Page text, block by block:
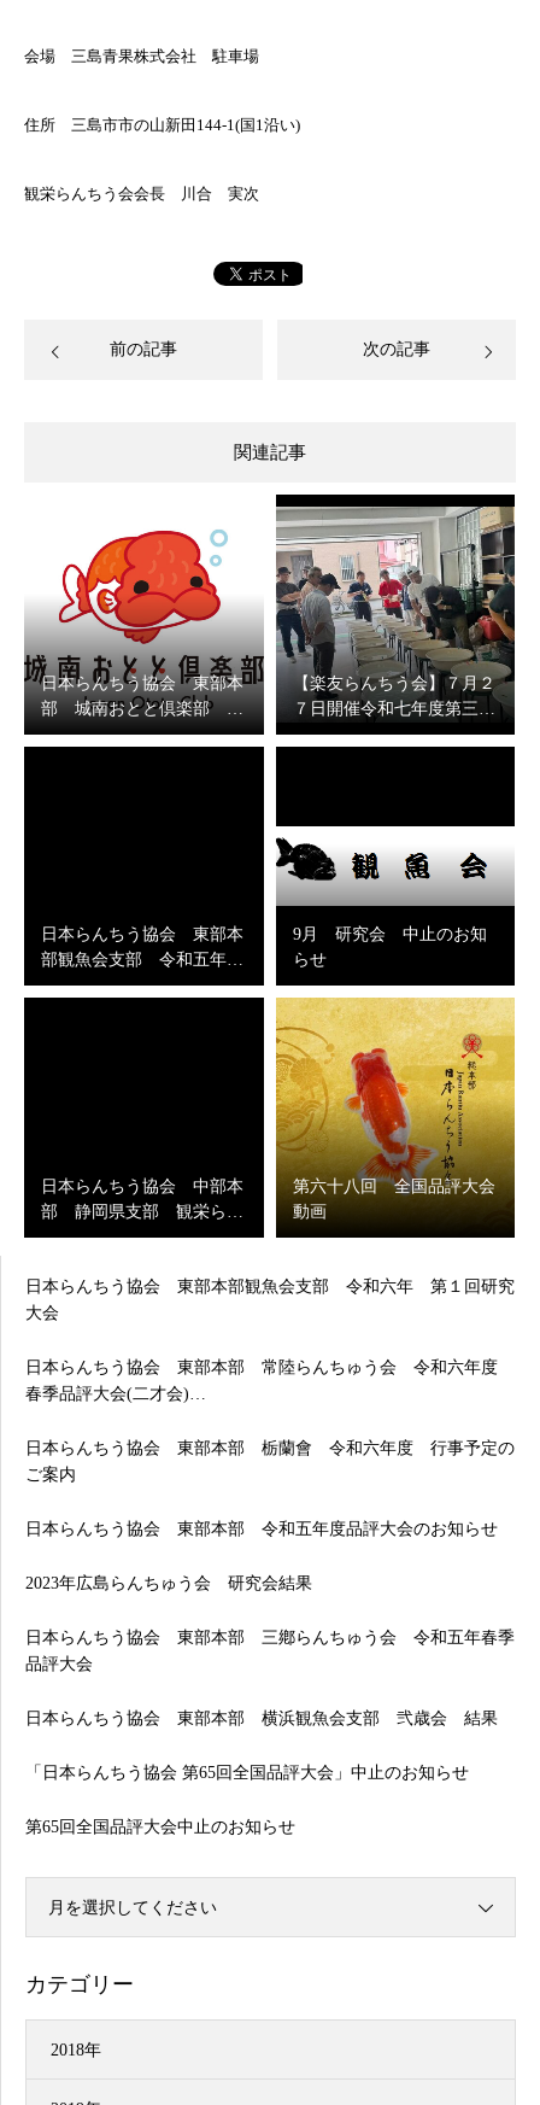
会場 三島青果株式会社 駐車場
住所 三島市市の山新田144-1(国1沿い)
観栄らんちう会会長 川合 実次
前の記事 次の記事
関連記事
日本らんちう協会 東部本
部 城南おとと倶楽部 …
【楽友らんちう会】７月２
７日開催令和七年度第三…
日本らんちう協会 東部本
部観魚会支部 令和五年…
9月 研究会 中止のお知
らせ
日本らんちう協会 中部本
部 静岡県支部 観栄ら…
第六十八回 全国品評大会
動画
日本らんちう協会 東部本部観魚会支部 令和六年 第１回研究
大会
日本らんちう協会 東部本部 常陸らんちゅう会 令和六年度
春季品評大会(二才会)…
日本らんちう協会 東部本部 栃蘭會 令和六年度 行事予定の
ご案内
日本らんちう協会 東部本部 令和五年度品評大会のお知らせ
2023年広島らんちゅう会 研究会結果
日本らんちう協会 東部本部 三鄕らんちゅう会 令和五年春季
品評大会
日本らんちう協会 東部本部 横浜観魚会支部 弐歳会 結果
「日本らんちう協会 第65回全国品評大会」中止のお知らせ
第65回全国品評大会中止のお知らせ
月を選択してください
カテゴリー
2018年